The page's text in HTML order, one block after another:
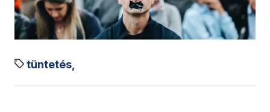
tüntetés,